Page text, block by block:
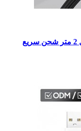
كابل لدنيو تايب سى تايب سى 65 وات طول 2 متر شحن سريع